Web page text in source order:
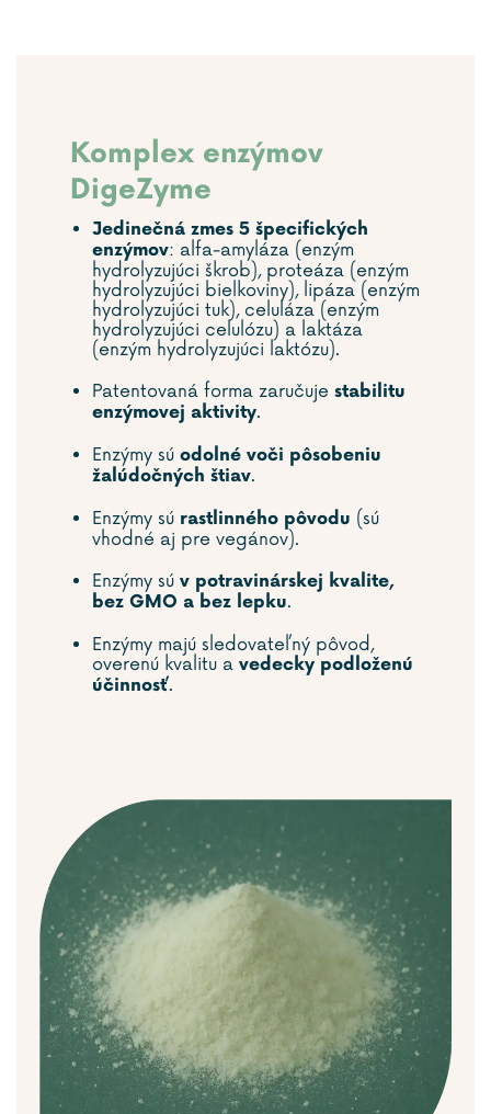
Komplex enzýmov
DigeZyme
Jedinečná zmes 5 špecifických
enzýmov: alfa-amyláza (enzým
hydrolyzujúci škrob), proteáza (enzým
hydrolyzujúci bielkoviny), lipáza (enzým
hydrolyzujúci tuk), celuláza (enzým
hydrolyzujúci celulózu) a laktáza
(enzým hydrolyzujúci laktózu).
Patentovaná forma zaručuje stabilitu
enzýmovej aktivity.
Enzýmy sú odolné voči pôsobeniu
žalúdočných štiav.
Enzýmy sú rastlinného pôvodu (sú
vhodné aj pre vegánov).
Enzýmy sú v potravinárskej kvalite,
bez GMO a bez lepku.
Enzýmy majú sledovateľný pôvod,
overenú kvalitu a vedecky podloženú
účinnosť.